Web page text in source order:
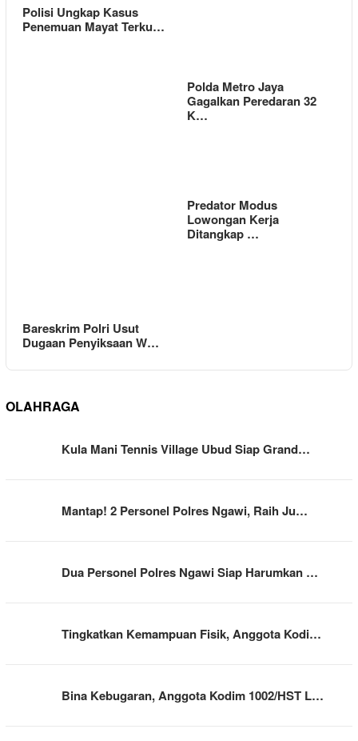
Polisi Ungkap Kasus
Penemuan Mayat Terku…
Polda Metro Jaya
Gagalkan Peredaran 32
K…
Bareskrim Polri Usut
Dugaan Penyiksaan W…
Predator Modus
Lowongan Kerja
Ditangkap …
OLAHRAGA
Kula Mani Tennis Village Ubud Siap Grand…
Mantap! 2 Personel Polres Ngawi, Raih Ju…
Dua Personel Polres Ngawi Siap Harumkan …
Tingkatkan Kemampuan Fisik, Anggota Kodi…
Bina Kebugaran, Anggota Kodim 1002/HST L…